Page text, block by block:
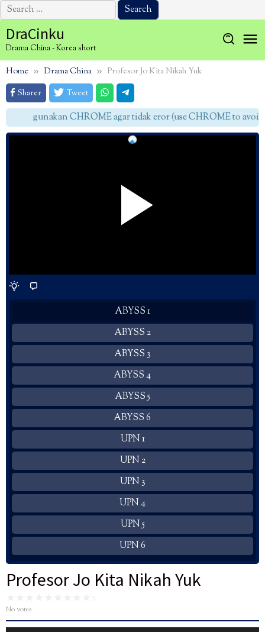
Search
for:
to
content
DraCinku
Drama China - Korea short
Home Drama China
Profesor Jo Kita Nikah Yuk
Sharer
Tweet
gunakan CHROME agar tidak eror (use CHROME to avoid
ABYSS 1
ABYSS 2
ABYSS 3
ABYSS 4
ABYSS 5
ABYSS 6
UPN 1
UPN 2
UPN 3
UPN 4
UPN 5
UPN 6
Profesor Jo Kita Nikah Yuk
No votes